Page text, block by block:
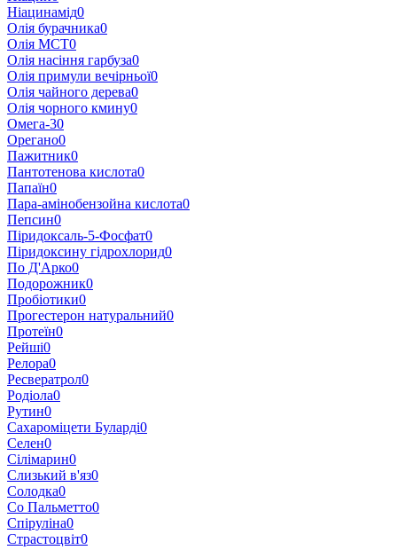
Ніацинамід0
Олія бурачника0
Олія МСТ0
Олія насіння гарбуза0
Олія примули вечірньої0
Олія чайного дерева0
Олія чорного кмину0
Омега-30
Орегано0
Пажитник0
Пантотенова кислота0
Папаїн0
Пара-амінобензойна кислота0
Пепсин0
Піридоксаль-5-Фосфат0
Піридоксину гідрохлорид0
По Д'Арко0
Подорожник0
Пробіотики0
Прогестерон натуральний0
Протеїн0
Рейші0
Релора0
Ресвератрол0
Родіола0
Рутин0
Сахароміцети Буларді0
Селен0
Сілімарин0
Слизький в'яз0
Солодка0
Со Пальметто0
Спіруліна0
Страстоцвіт0